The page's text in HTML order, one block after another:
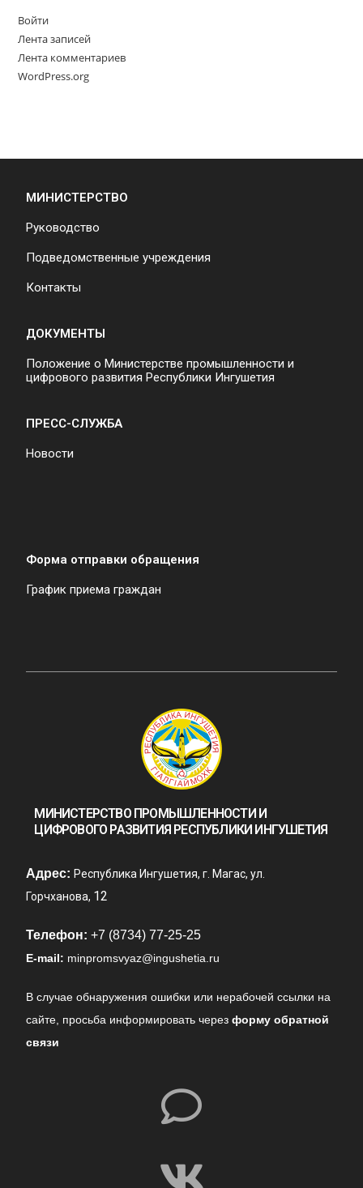
Войти
Лента записей
Лента комментариев
WordPress.org
МИНИСТЕРСТВО
Руководство
Подведомственные учреждения
Контакты
ДОКУМЕНТЫ
Положение о Министерстве промышленности и
цифрового развития Республики Ингушетия
ПРЕСС-СЛУЖБА
Новости
Форма отправки обращения
График приема граждан
МИНИСТЕРСТВО ПРОМЫШЛЕННОСТИ И
ЦИФРОВОГО РАЗВИТИЯ РЕСПУБЛИКИ ИНГУШЕТИЯ
Адрес: Республика Ингушетия, г. Магас, ул.
Горчханова, 12
Телефон: +7 (8734) 77-25-25
E-mail: minpromsvyaz@ingushetia.ru
В случае обнаружения ошибки или нерабочей ссылки на
сайте, просьба информировать черезформу обратной
связи